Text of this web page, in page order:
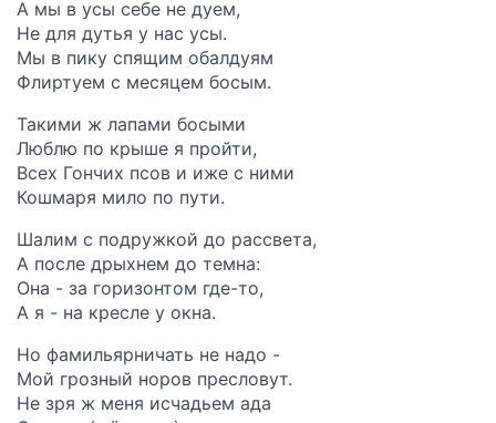
А мы в усы себе не дуем,
Не для дутья у нас усы.
Мы в пику спящим обалдуям
Флиртуем с месяцем босым.
Такими ж лапами босыми
Люблю по крыше я пройти,
Всех Гончих псов и иже с ними
Кошмаря мило по пути.
Шалим с подружкой до рассвета,
А после дрыхнем до темна:
Она - за горизонтом где-то,
А я - на кресле у окна.
Но фамильярничать не надо -
Мой грозный норов пресловут.
Не зря ж меня исчадьем ада